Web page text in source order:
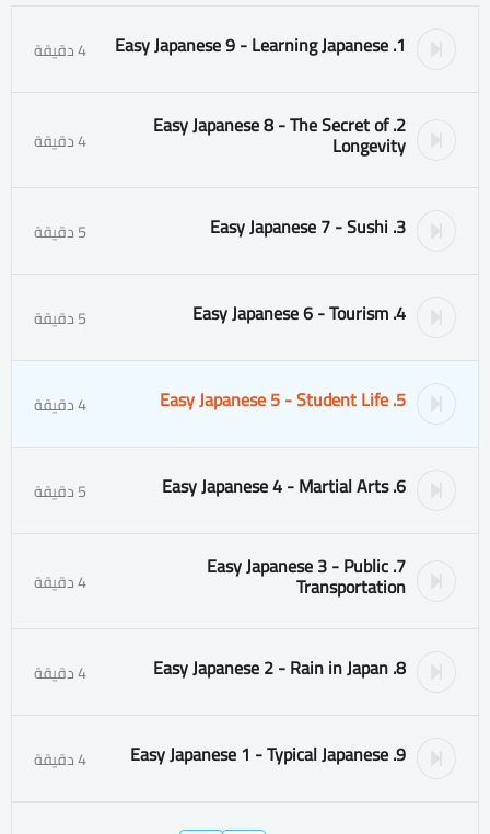
1. Easy Japanese 9 - Learning Japanese 4 دقيقة
2. Easy Japanese 8 - The Secret of
Longevity 4 دقيقة
3. Easy Japanese 7 - Sushi 5 دقيقة
4. Easy Japanese 6 - Tourism 5 دقيقة
5. Easy Japanese 5 - Student Life 4 دقيقة
6. Easy Japanese 4 - Martial Arts 5 دقيقة
7. Easy Japanese 3 - Public
Transportation 4 دقيقة
8. Easy Japanese 2 - Rain in Japan 4 دقيقة
9. Easy Japanese 1 - Typical Japanese 4 دقيقة